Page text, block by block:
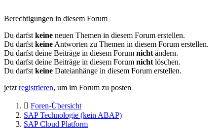
Berechtigungen in diesem Forum
Du darfst keine neuen Themen in diesem Forum erstellen.
Du darfst keine Antworten zu Themen in diesem Forum erstellen.
Du darfst deine Beiträge in diesem Forum nicht ändern.
Du darfst deine Beiträge in diesem Forum nicht löschen.
Du darfst keine Dateianhänge in diesem Forum erstellen.
jetzt registrieren, um im Forum zu posten
Foren-Übersicht
SAP Technologie (kein ABAP)
SAP Cloud Platform